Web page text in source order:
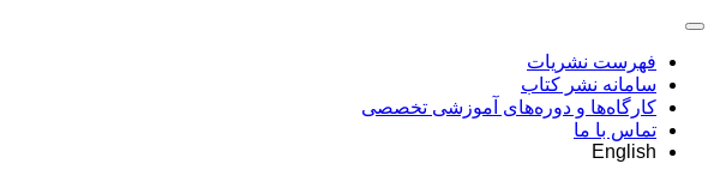
فهرست نشریات
سامانه نشر کتاب
کارگاه‌ها و دوره‌های آموزشی تخصصی
تماس با ما
English